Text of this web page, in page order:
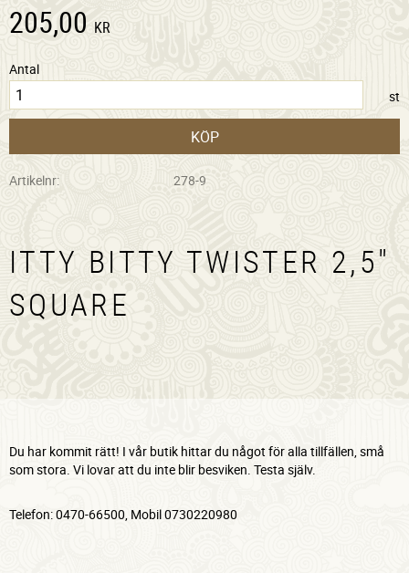
205,00 KR
Antal
st
KÖP
Artikelnr 278-9
ITTY BITTY TWISTER 2,5"
SQUARE
Du har kommit rätt! I vår butik hittar du något för alla tillfällen, små
som stora. Vi lovar att du inte blir besviken. Testa själv.
Telefon: 0470-66500, Mobil 0730220980